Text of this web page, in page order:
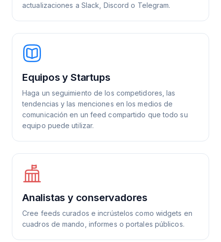
actualizaciones a Slack, Discord o Telegram.
Equipos y Startups
Haga un seguimiento de los competidores, las
tendencias y las menciones en los medios de
comunicación en un feed compartido que todo su
equipo puede utilizar.
Analistas y conservadores
Cree feeds curados e incrústelos como widgets en
cuadros de mando, informes o portales públicos.